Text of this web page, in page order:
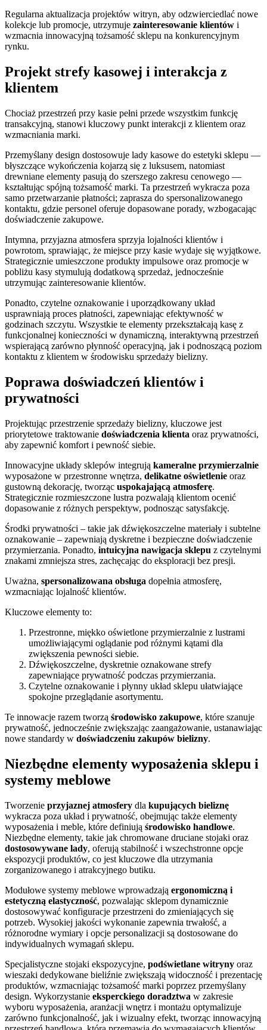
Regularna aktualizacja projektów witryn, aby odzwierciedlać nowe
kolekcje lub promocje, utrzymuje zainteresowanie klientów i
wzmacnia innowacyjną tożsamość sklepu na konkurencyjnym
rynku.
Projekt strefy kasowej i interakcja z
klientem
Chociaż przestrzeń przy kasie pełni przede wszystkim funkcję
transakcyjną, stanowi kluczowy punkt interakcji z klientem oraz
wzmacniania marki.
Przemyślany design dostosowuje lady kasowe do estetyki sklepu —
błyszczące wykończenia kojarzą się z luksusem, natomiast
drewniane elementy pasują do szerszego zakresu cenowego —
kształtując spójną tożsamość marki. Ta przestrzeń wykracza poza
samo przetwarzanie płatności; zaprasza do spersonalizowanego
kontaktu, gdzie personel oferuje dopasowane porady, wzbogacając
doświadczenie zakupowe.
Intymna, przyjazna atmosfera sprzyja lojalności klientów i
powrotom, sprawiając, że miejsce przy kasie wydaje się wyjątkowe.
Strategicznie umieszczone produkty impulsowe oraz promocje w
pobliżu kasy stymulują dodatkową sprzedaż, jednocześnie
utrzymując zainteresowanie klientów.
Ponadto, czytelne oznakowanie i uporządkowany układ
usprawniają proces płatności, zapewniając efektywność w
godzinach szczytu. Wszystkie te elementy przekształcają kasę z
funkcjonalnej konieczności w dynamiczną, interaktywną przestrzeń
wspierającą zarówno płynność operacyjną, jak i podnoszącą poziom
kontaktu z klientem w środowisku sprzedaży bielizny.
Poprawa doświadczeń klientów i
prywatności
Projektując przestrzenie sprzedaży bielizny, kluczowe jest
priorytetowe traktowanie doświadczenia klienta oraz prywatności,
aby zapewnić komfort i pewność siebie.
Innowacyjne układy sklepów integrują kameralne przymierzalnie
wyposażone w przestronne wnętrza, delikatne oświetlenie oraz
gustowną dekorację, tworząc uspokajającą atmosferę.
Strategicznie rozmieszczone lustra pozwalają klientom ocenić
dopasowanie z różnych perspektyw, podnosząc satysfakcję.
Środki prywatności – takie jak dźwiękoszczelne materiały i subtelne
oznakowanie – zapewniają dyskretne i bezpieczne doświadczenie
przymierzania. Ponadto, intuicyjna nawigacja sklepu z czytelnymi
znakami zmniejsza stres, zachęcając do eksploracji bez presji.
Uważna, spersonalizowana obsługa dopełnia atmosferę,
wzmacniając lojalność klientów.
Kluczowe elementy to:
Przestronne, miękko oświetlone przymierzalnie z lustrami
umożliwiającymi oglądanie pod różnymi kątami dla
zwiększenia pewności siebie.
Dźwiękoszczelne, dyskretnie oznakowane strefy
zapewniające prywatność podczas przymierzania.
Czytelne oznakowanie i płynny układ sklepu ułatwiające
spokojne przeglądanie asortymentu.
Te innowacje razem tworzą środowisko zakupowe, które szanuje
prywatność, jednocześnie zwiększając zaangażowanie, ustanawiając
nowe standardy w doświadczeniu zakupów bielizny.
Niezbędne elementy wyposażenia sklepu i
systemy meblowe
Tworzenie przyjaznej atmosfery dla kupujących bieliznę
wykracza poza układ i prywatność, obejmując także elementy
wyposażenia i meble, które definiują środowisko handlowe.
Niezbędne elementy, takie jak chromowane druciane stojaki oraz
dostosowywane lady, oferują stabilność i wszechstronne opcje
ekspozycji produktów, co jest kluczowe dla utrzymania
zorganizowanego i atrakcyjnego butiku.
Modułowe systemy meblowe wprowadzają ergonomiczną i
estetyczną elastyczność, pozwalając sklepom dynamicznie
dostosowywać konfiguracje przestrzeni do zmieniających się
potrzeb. Wysokiej jakości wykonanie zapewnia trwałość, a
różnorodne wymiary i opcje personalizacji są dostosowane do
indywidualnych wymagań sklepu.
Specjalistyczne stojaki ekspozycyjne, podświetlane witryny oraz
wieszaki dedykowane bieliźnie zwiększają widoczność i prezentację
produktów, wzmacniając tożsamość marki poprzez przemyślany
design. Wykorzystanie eksperckiego doradztwa w zakresie
wyboru wyposażenia, aranżacji wnętrz i montażu optymalizuje
zarówno funkcjonalność, jak i wizualny efekt, tworząc innowacyjną